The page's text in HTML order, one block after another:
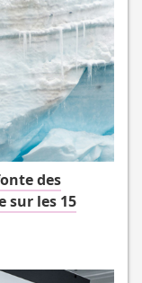
des
sur les 15